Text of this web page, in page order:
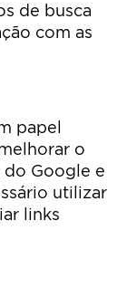
de busca
com as
papel
o
Google e
utilizar
links